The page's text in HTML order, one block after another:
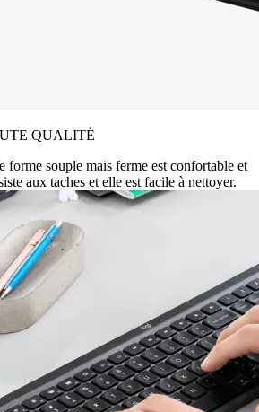
QUALITÉ
forme souple mais ferme est confortable et
aux taches et elle est facile à nettoyer.